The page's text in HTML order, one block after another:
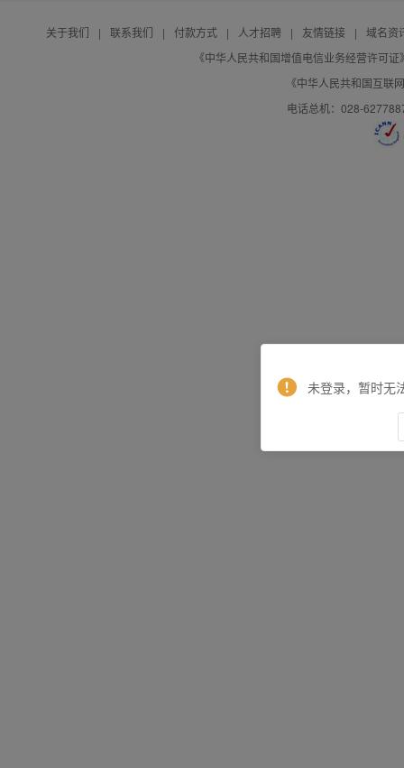
关于我们 | 联系我们 | 付款方式 | 人才招聘 | 友情链接 |
域名资
《中华人民共和国增值电信业务经营许可
《中华人民共和国互联
电话总机：028-
未登录，暂时无